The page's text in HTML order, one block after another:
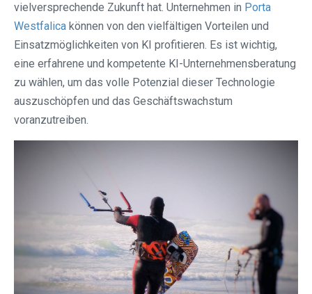
vielversprechende Zukunft hat. Unternehmen in Porta
Westfalica⁠ können von den vielfältigen Vorteilen und
Einsatzmöglichkeiten von KI profitieren. Es ist wichtig,
eine erfahrene und kompetente KI-Unternehmensberatung
zu wählen, um das volle Potenzial dieser Technologie
auszuschöpfen und das Geschäftswachstum
voranzutreiben.